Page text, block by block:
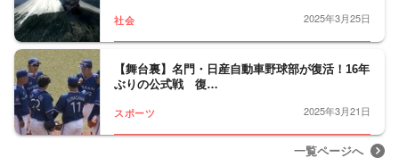
社会 2025年3月25日
【舞台裏】名門・日産自動車野球部が復活！16年
ぶりの公式戦 復…
スポーツ 2025年3月21日
一覧ページへ